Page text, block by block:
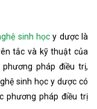
sinh họcy dược là
tắc và kỹ thuật của
pháp điều trị,
sinh học y dược có
phương pháp điều trị